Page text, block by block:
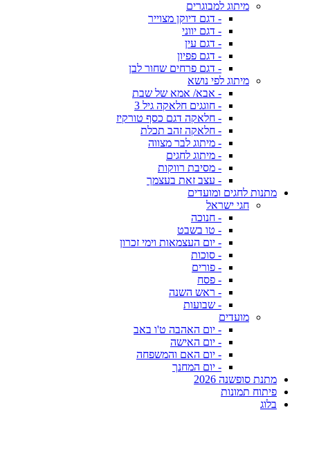
מיתוג למבוגרים
- דגם דיוקן מצוייר
- דגם יווני
- דגם עין
- דגם פפיון
- דגם פרחים שחור לבן
מיתוג לפי נושא
- אבא/ אמא של שבת
- חוגגים חלאקה גיל 3
- חלאקה דגם כסף טורקיז
- חלאקה זהב תכלת
- מיתוג לבר מצווה
- מיתוג לחגים
- מסיבת רווקות
- עצב זאת בעצמך
מתנות לחגים ומועדים
חגי ישראל
- חנוכה
- טו בשבט
- יום העצמאות וימי זכרון
- סוכות
- פורים
- פסח
- ראש השנה
- שבועות
מועדים
- יום האהבה ט'ו באב
- יום האישה
- יום האם והמשפחה
- יום המחנך
מתנת סופשנה 2026
פיתוח תמונות
בלוג